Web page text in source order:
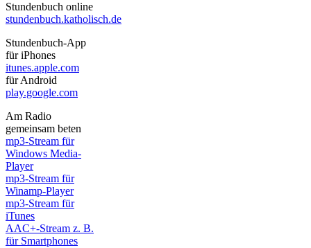
Stundenbuch online
stundenbuch.katholisch.de
Stundenbuch-App
für iPhones
itunes.apple.com
für Android
play.google.com
Am Radio
gemeinsam beten
mp3-Stream für
Windows Media-
Player
mp3-Stream für
Winamp-Player
mp3-Stream für
iTunes
AAC+-Stream z. B.
für Smartphones